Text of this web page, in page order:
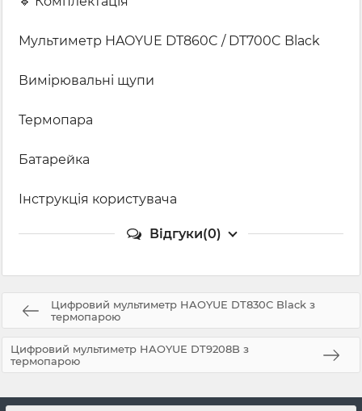
Мультиметр HAOYUE DT860C / DT700C Black
Вимірювальні щупи
Термопара
Батарейка
Інструкція користувача
Відгуки(0)
Цифровий мультиметр HAOYUE DT830C Black з
термопарою
Цифровий мультиметр HAOYUE DT9208B з
термопарою